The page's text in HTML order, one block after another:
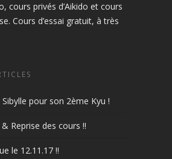
cours privés d’Aikido et cours
Cours d’essai gratuit, à très
pour son 2ème Kyu !
Reprise des cours !!
le 12.11.17 !!